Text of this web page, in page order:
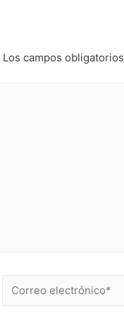
Los campos
Correo